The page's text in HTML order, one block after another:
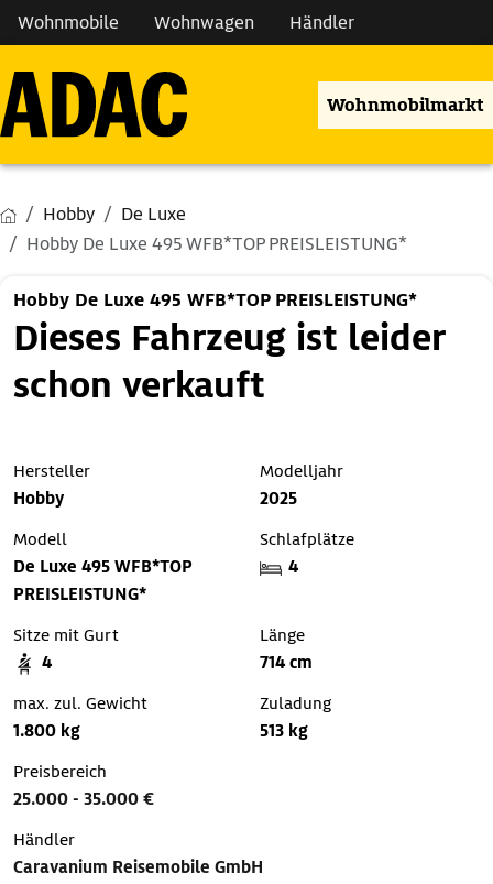
Wohnmobile Wohnwagen Händler
Wohnmobilmarkt
Hobby
De Luxe
Hobby De Luxe 495 WFB*TOP PREISLEISTUNG*
Hobby De Luxe 495 WFB*TOP PREISLEISTUNG*
Dieses Fahrzeug ist leider
schon verkauft
Hersteller
Hobby
Modelljahr
2025
Modell
De Luxe 495 WFB*TOP
PREISLEISTUNG*
Schlafplätze
4
Sitze mit Gurt
4
Länge
714 cm
max. zul. Gewicht
1.800 kg
Zuladung
513 kg
Preisbereich
25.000 - 35.000 €
Händler
Caravanium Reisemobile GmbH